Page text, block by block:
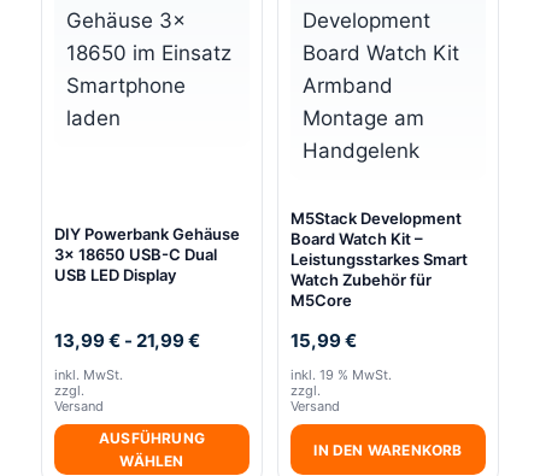
DIY Powerbank Gehäuse
3x 18650 USB-C Dual
USB LED Display
13,99€ - 21,99€
inkl. MwSt.
zzgl.
Versand
AUSFÜHRUNG
WÄHLEN
M5Stack Development
Board Watch Kit –
Leistungsstarkes Smart
Watch Zubehör für
M5Core
15,99€
inkl. 19 % MwSt.
zzgl.
Versand
IN DEN WARENKORB